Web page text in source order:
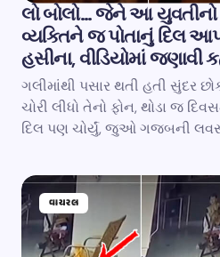
લો બોલો… જેને આ યુવતીનો
વ્યક્તિને જ પોતાનું દિલ
હસીના, વીડિયોમાં
ગલીમાંથી પસાર થતી હતી સુંદર
ચોરી લીધો તેનો ફોન, થોડા જ
દિલ પણ ચોર્યું, જુઓ ગજબની
વાયરલ